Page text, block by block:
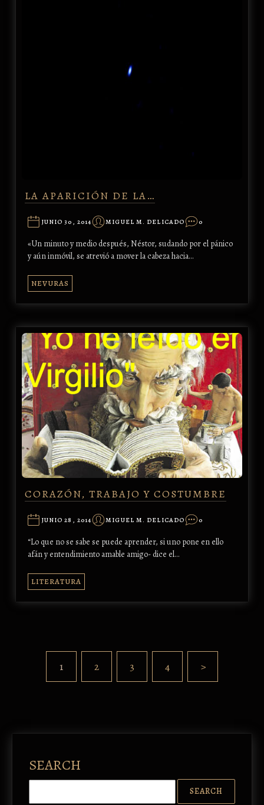
LA APARICIÓN DE LA…
JUNIO 30, 2014 MIGUEL M. DELICADO 0
«Un minuto y medio después, Néstor, sudando por el pánico
y aún inmóvil, se atrevió a mover la cabeza hacia…
NEVURAS
CORAZÓN, TRABAJO Y COSTUMBRE
JUNIO 28, 2014 MIGUEL M. DELICADO 0
“Lo que no se sabe se puede aprender, si uno pone en ello
afán y entendimiento amable amigo- dice el…
LITERATURA
1 2 3 4 >
SEARCH